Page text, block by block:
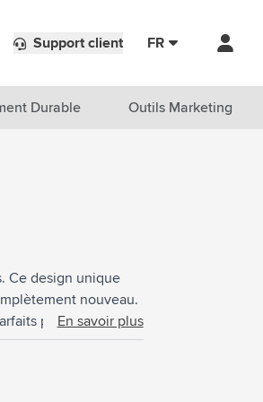
Support client FR
Durable Outils Marketing
Ce design unique
nouveau.
pour boire de
lavage à la main est
recyclé certifié
En savoir plus